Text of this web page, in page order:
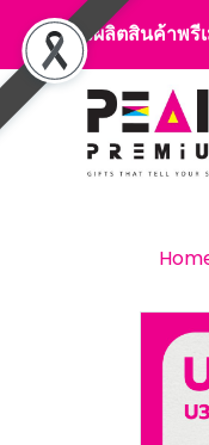
สั่งผลิตสินค้าพรี